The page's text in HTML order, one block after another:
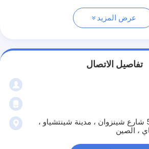
عرض المزيد
تفاصيل الاتصال
802 مبنى 11 رقم 518 شارع شينزوان ، مدينة شينتشياو ،
، الصين